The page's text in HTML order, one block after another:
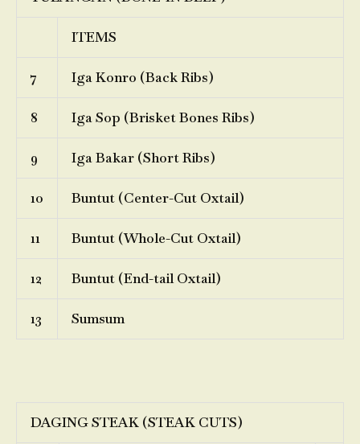
ITEMS
7 Iga Konro (Back Ribs)
8 Iga Sop (Brisket Bones Ribs)
9 Iga Bakar (Short Ribs)
10 Buntut (Center-Cut Oxtail)
11 Buntut (Whole-Cut Oxtail)
12 Buntut (End-tail Oxtail)
13 Sumsum
DAGING STEAK (STEAK CUTS)